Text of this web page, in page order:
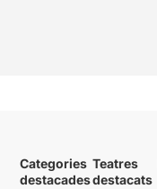
Categories
destacades
Teatres
destacats